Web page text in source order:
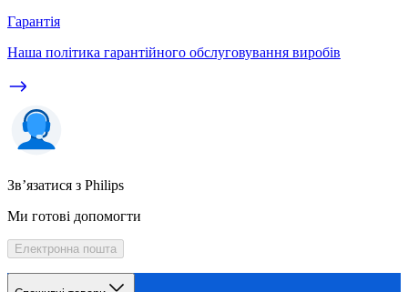
Гарантія
Наша політика гарантійного обслуговування виробів
Зв’язатися з Philips
Ми готові допомогти
Електронна пошта